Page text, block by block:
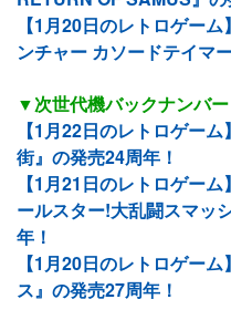
【1月20日のレトロゲー
ンチャー カソードテイマ
▼次世代機バックナンバ
【1月22日のレトロゲー
街』の発売24周年！
【1月21日のレトロゲー
ールスター!大乱闘スマッ
年！
【1月20日のレトロゲー
ス』の発売27周年！